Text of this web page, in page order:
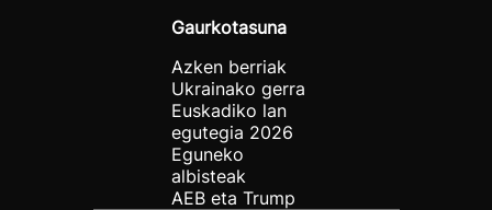
Gaurkotasuna
Azken berriak
Ukrainako gerra
Euskadiko lan
egutegia 2026
Eguneko
albisteak
AEB eta Trump